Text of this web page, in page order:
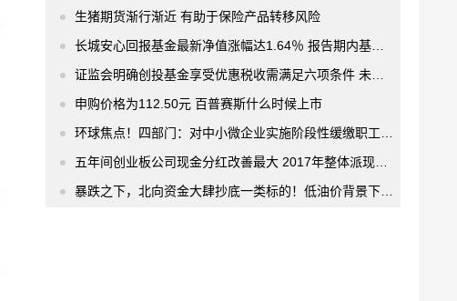
生猪期货渐行渐近 有助于保险产品转移风险
长城安心回报基金最新净值涨幅达1.64％ 报告期内基金投资策略和运作分析
证监会明确创投基金享受优惠税收需满足六项条件 未从事担保业务和房地产业务
申购价格为112.50元 百普赛斯什么时候上市
环球焦点！四部门：对中小微企业实施阶段性缓缴职工医保单位缴费
五年间创业板公司现金分红改善最大 2017年整体派现率已达到32%
暴跌之下，北向资金大肆抄底一类标的！低油价背景下关注哪些主线？